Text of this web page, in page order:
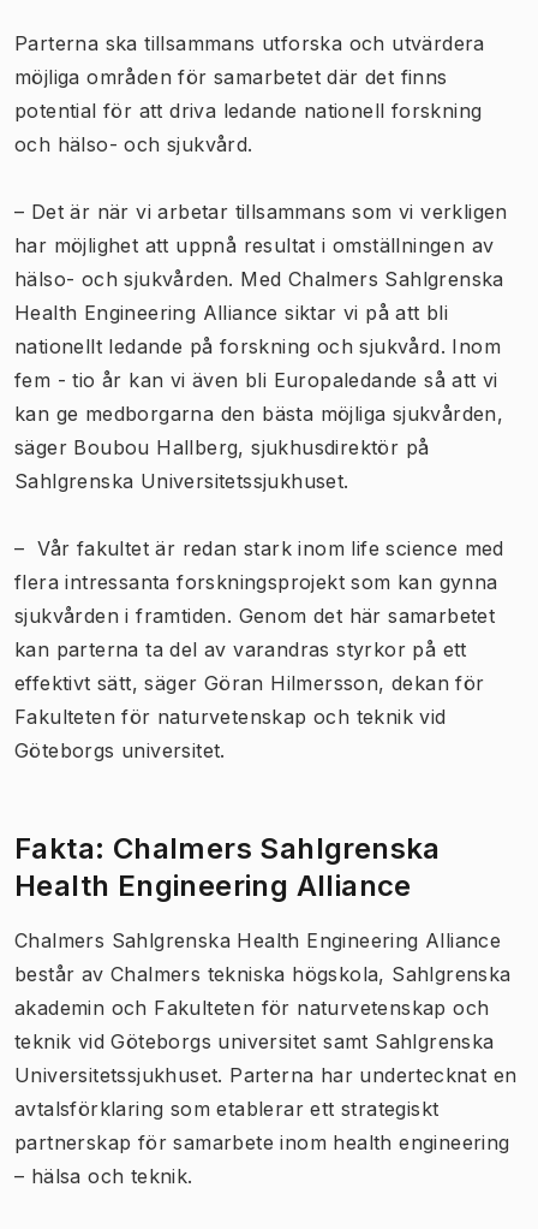
Parterna ska tillsammans utforska och utvärdera
möjliga områden för samarbetet där det finns
potential för att driva ledande nationell forskning
och hälso- och sjukvård.
– Det är när vi arbetar tillsammans som vi verkligen
har möjlighet att uppnå resultat i omställningen av
hälso- och sjukvården. Med Chalmers Sahlgrenska
Health Engineering Alliance siktar vi på att bli
nationellt ledande på forskning och sjukvård. Inom
fem - tio år kan vi även bli Europaledande så att vi
kan ge medborgarna den bästa möjliga sjukvården,
säger Boubou Hallberg, sjukhusdirektör på
Sahlgrenska Universitetssjukhuset.
– Vår fakultet är redan stark inom life science med
flera intressanta forskningsprojekt som kan gynna
sjukvården i framtiden. Genom det här samarbetet
kan parterna ta del av varandras styrkor på ett
effektivt sätt, säger Göran Hilmersson, dekan för
Fakulteten för naturvetenskap och teknik vid
Göteborgs universitet.
Fakta: Chalmers Sahlgrenska
Health Engineering Alliance
Chalmers Sahlgrenska Health Engineering Alliance
består av Chalmers tekniska högskola, Sahlgrenska
akademin och Fakulteten för naturvetenskap och
teknik vid Göteborgs universitet samt Sahlgrenska
Universitetssjukhuset. Parterna har undertecknat en
avtalsförklaring som etablerar ett strategiskt
partnerskap för samarbete inom health engineering
– hälsa och teknik.